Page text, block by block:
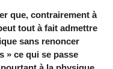
que, contrairement à
tout à fait admettre
sans renoncer
» ce qui se passe